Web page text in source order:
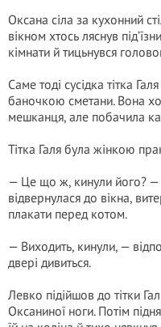
Оксана сіла за кухонний
вікном хтось ляснув
кімнати й тицьнувся
Саме тоді сусідка тітка
баночкою сметани. Вона
мешканця, але побачила
Тітка Галя була жінкою
— Це що ж, кинули його? —
відвернулася до вікна,
плакати перед котом.
— Виходить, кинули, —
двері дивиться.
Левко підійшов до тітки
Оксаниної ноги. Потім